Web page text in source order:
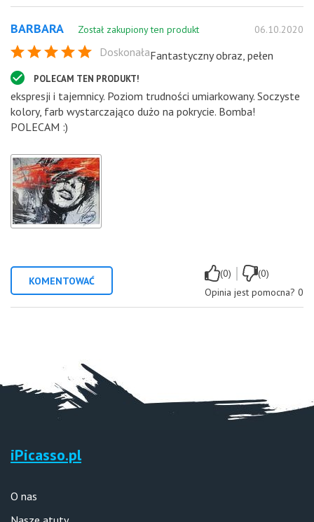
BARBARA Został zakupiony ten produkt 06.10.2020
Doskonała
POLECAM TEN PRODUKT!
Fantastyczny obraz, pełen
ekspresji i tajemnicy. Poziom trudności umiarkowany. Soczyste
kolory, farb wystarczająco dużo na pokrycie. Bomba!
POLECAM :)
KOMENTOWAĆ
(0) |
(0)
Opinia jest pomocna? 0
iPicasso.pl
O nas